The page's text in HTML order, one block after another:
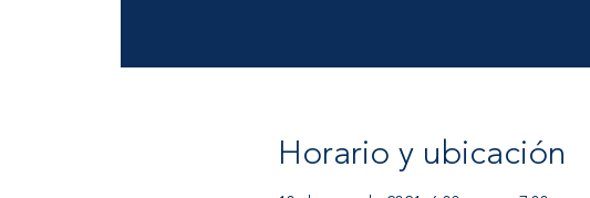
Horario y ubicación